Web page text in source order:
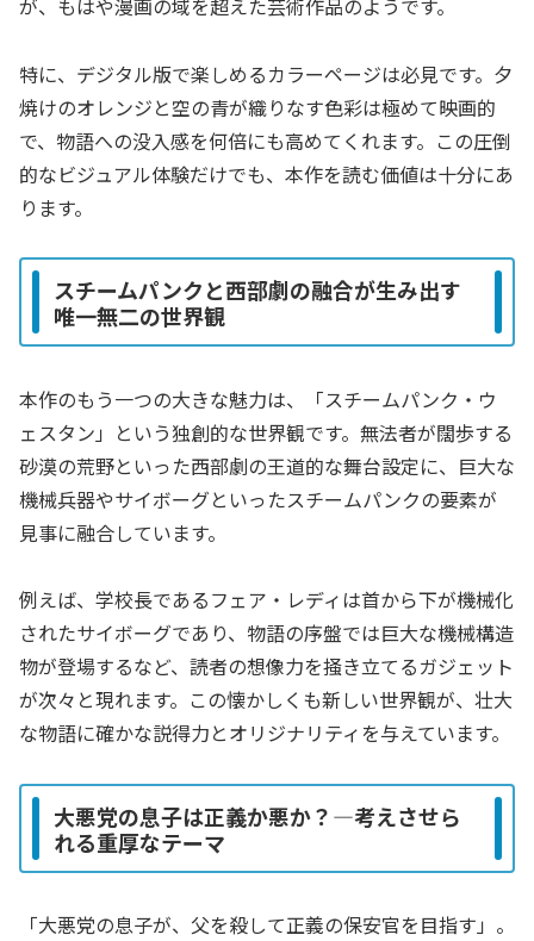
特に、デジタル版で楽しめるカラーページは必見です。夕
焼けのオレンジと空の青が織りなす色彩は極めて映画的
で、物語への没入感を何倍にも高めてくれます。この圧倒
的なビジュアル体験だけでも、本作を読む価値は十分にあ
ります。
スチームパンクと西部劇の融合が生み出す
唯一無二の世界観
本作のもう一つの大きな魅力は、「スチームパンク・ウ
ェスタン」という独創的な世界観です。無法者が闊歩する
砂漠の荒野といった西部劇の王道的な舞台設定に、巨大な
機械兵器やサイボーグといったスチームパンクの要素が
見事に融合しています。
例えば、学校長であるフェア・レディは首から下が機械化
されたサイボーグであり、物語の序盤では巨大な機械構造
物が登場するなど、読者の想像力を掻き立てるガジェット
が次々と現れます。この懐かしくも新しい世界観が、壮大
な物語に確かな説得力とオリジナリティを与えています。
大悪党の息子は正義か悪か？—考えさせら
れる重厚なテーマ
「大悪党の息子が、父を殺して正義の保安官を目指す」。